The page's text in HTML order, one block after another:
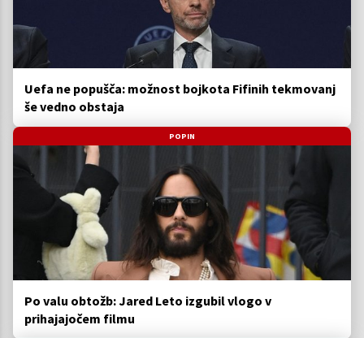
Uefa ne popušča: možnost bojkota Fifinih tekmovanj
še vedno obstaja
POPIN
Po valu obtožb: Jared Leto izgubil vlogo v
prihajajočem filmu